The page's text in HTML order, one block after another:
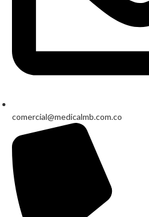
comercial@medicalmb.com.co